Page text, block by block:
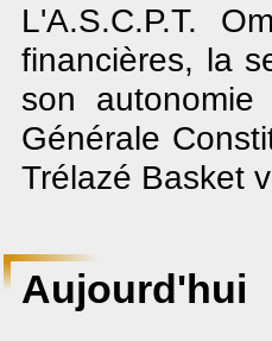
L'A.S.C.P.T.
financières, la
son
Générale
Trélazé Basket
Aujourd'hui